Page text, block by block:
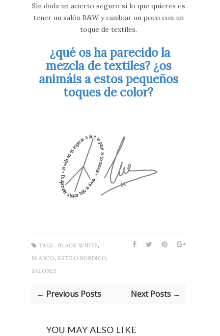
Sin duda un acierto seguro si lo que quieres es
tener un salón B&W y cambiar un poco con un
toque de textiles.
¿qué os ha parecido la
mezcla de textiles? ¿os
animáis a estos pequeños
toques de color?
TAGS : BLACK WHITE,
BLANCO, ESTILO NORDICO,
SALONES
← Previous Posts Next Posts →
YOU MAY ALSO LIKE